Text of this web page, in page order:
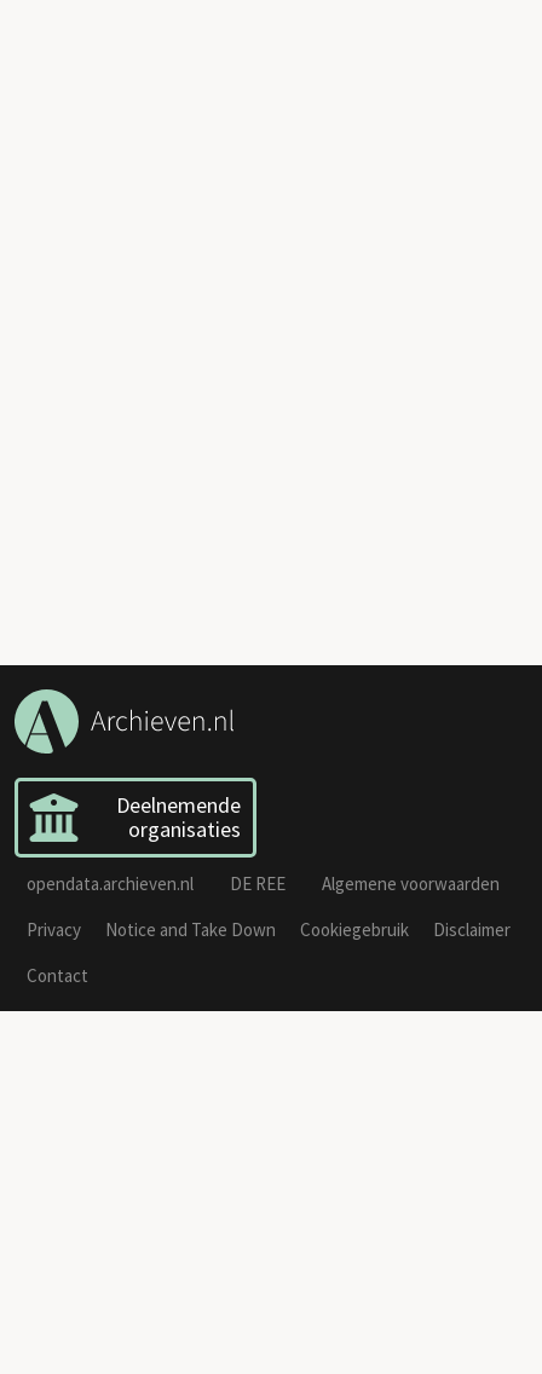
Deelnemende
organisaties
opendata.archieven.nl DE REE
Algemene voorwaarden
Privacy
Notice and Take Down Cookiegebruik
Disclaimer
Contact